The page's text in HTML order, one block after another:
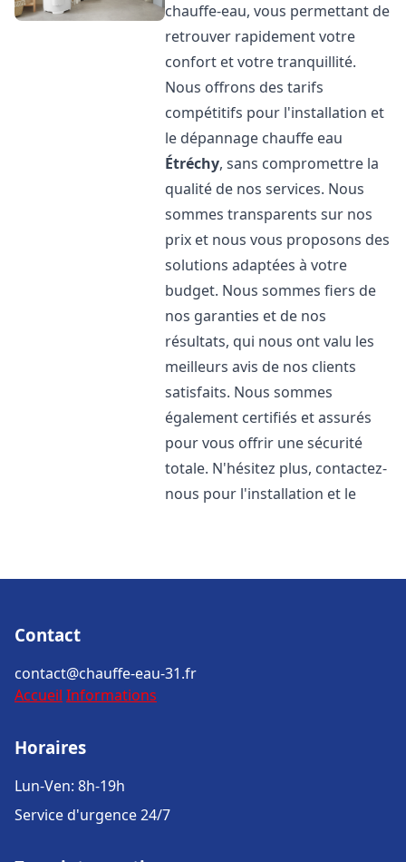
chauffe-eau, vous permettant de
retrouver rapidement votre
confort et votre tranquillité.
Nous offrons des tarifs
compétitifs pour l'installation et
le dépannage chauffe eau
Étréchy, sans compromettre la
qualité de nos services. Nous
sommes transparents sur nos
prix et nous vous proposons des
solutions adaptées à votre
budget. Nous sommes fiers de
nos garanties et de nos
résultats, qui nous ont valu les
meilleurs avis de nos clients
satisfaits. Nous sommes
également certifiés et assurés
pour vous offrir une sécurité
totale. N'hésitez plus, contactez-
nous pour l'installation et le
Contact
contact@chauffe-eau-31.fr
Accueil Informations
Horaires
Lun-Ven: 8h-19h
Service d'urgence 24/7